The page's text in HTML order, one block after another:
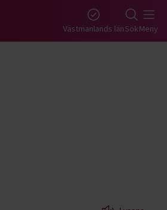
startsida Västmanlands länSökMeny